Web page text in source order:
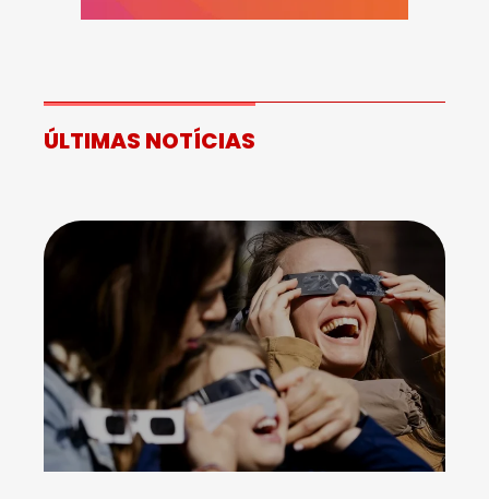
ÚLTIMAS NOTÍCIAS